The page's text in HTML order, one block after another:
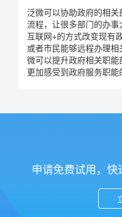
泛微可以协助政府的相
流程，让很多部门的办
互联网+的方式改变现有
或者市民能够远程办理
微可以提升政府相关职
更加感受到政府服务职能
申请免费试用，快